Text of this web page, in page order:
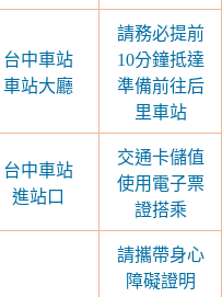
台中車站
車站大廳
請務必提前
10分鐘抵達
準備前往后
里車站
台中車站
進站口
交通卡儲值
使用電子票
證搭乘
請攜帶身心
障礙證明